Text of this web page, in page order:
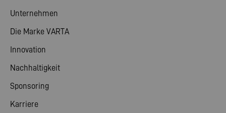
Unternehmen
Die Marke VARTA
Innovation
Nachhaltigkeit
Sponsoring
Karriere